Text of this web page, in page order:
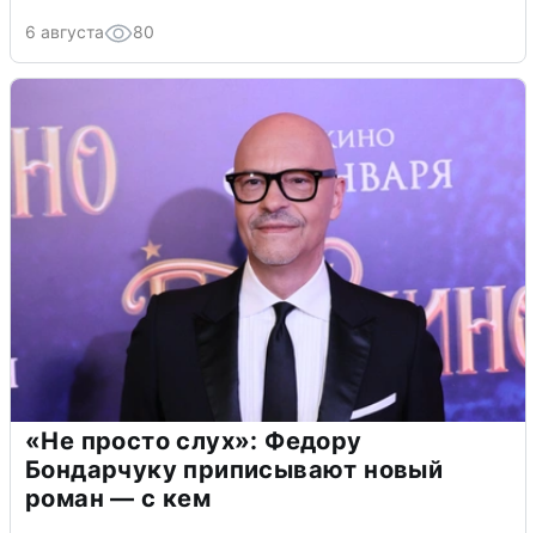
6 августа 80
«Не просто слух»: Федору
Бондарчуку приписывают новый
роман — с кем